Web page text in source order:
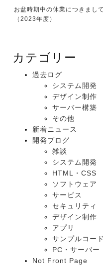
お盆時期中の休業につきまして
（2023年度）
カテゴリー
過去ログ
システム開発
デザイン制作
サーバー構築
その他
新着ニュース
開発ブログ
雑談
システム開発
HTML・CSS
ソフトウェア
サービス
セキュリティ
デザイン制作
アプリ
サンプルコード
PC・サーバー
Not Front Page